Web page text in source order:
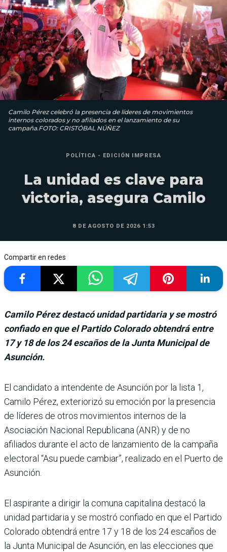
Camilo Pérez celebró la presencia de líderes de movimientos
internos colorados y no afiliados en el lanzamiento de su
campaña.FOTO: CRISTÓBAL NÚÑEZ
POLÍTICA - EDICIÓN IMPRESA
La unidad es clave para
victoria, asegura Camilo
8 DE AGOSTO DE 2026 1:53
Compartir en redes
Camilo Pérez destacó unidad partidaria y se mostró
confiado en que el Partido Colorado obtendrá entre
17 y 18 de los 24 escaños de la Junta Municipal de
Asunción.
El candidato a inten­dente de Asunción por la lista 1,
Camilo Pérez, exteriorizó su emo­ción por la presencia
de líderes de otros movimien­tos internos de la
Asociación Nacional Republicana (ANR) y de no
afiliados durante el acto de lanzamiento de la campaña
electoral “Asu puede cambiar”, realizado en el Puerto de
Asunción.
El aspirante a dirigir la comuna capitalina destacó la
unidad partidaria y se mos­tró confiado en que el Partido
Colorado obtendrá entre 17 y 18 de los 24 escaños de
la Junta Municipal de Asun­ción, en las elecciones que